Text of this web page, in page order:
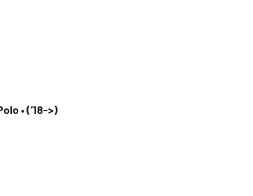
• (’18->)